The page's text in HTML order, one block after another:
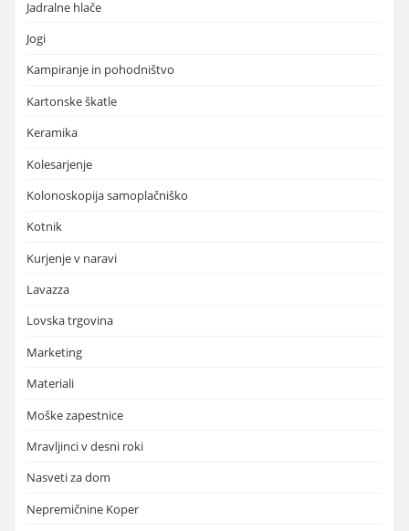
Jadralne hlače
Jogi
Kampiranje in pohodništvo
Kartonske škatle
Keramika
Kolesarjenje
Kolonoskopija samoplačniško
Kotnik
Kurjenje v naravi
Lavazza
Lovska trgovina
Marketing
Materiali
Moške zapestnice
Mravljinci v desni roki
Nasveti za dom
Nepremičnine Koper